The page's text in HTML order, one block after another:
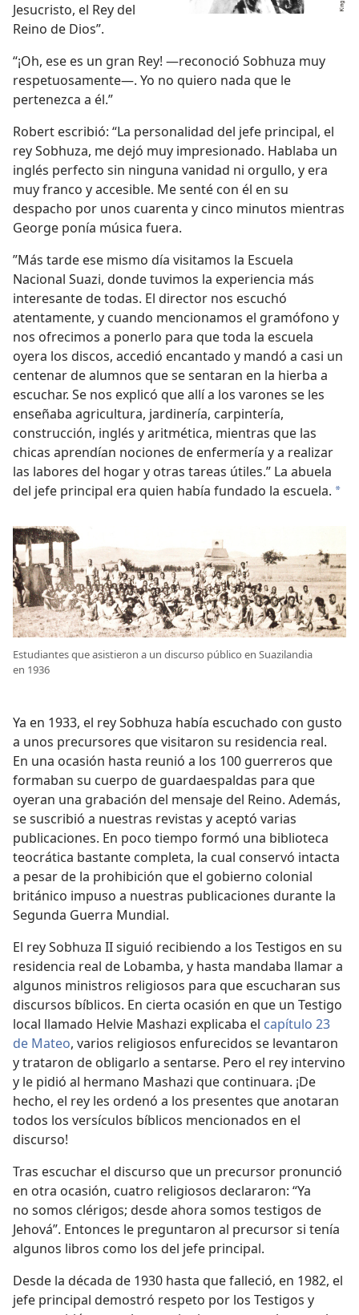
Jesucristo, el Rey del
Reino de Dios”.
“¡Oh, ese es un gran Rey! —reconoció Sobhuza muy
respetuosamente—. Yo no quiero nada que le
pertenezca a él.”
Robert escribió: “La personalidad del jefe principal, el
rey Sobhuza, me dejó muy impresionado. Hablaba un
inglés perfecto sin ninguna vanidad ni orgullo, y era
muy franco y accesible. Me senté con él en su
despacho por unos cuarenta y cinco minutos mientras
George ponía música fuera.
”Más tarde ese mismo día visitamos la Escuela
Nacional Suazi, donde tuvimos la experiencia más
interesante de todas. El director nos escuchó
atentamente, y cuando mencionamos el gramófono y
nos ofrecimos a ponerlo para que toda la escuela
oyera los discos, accedió encantado y mandó a casi un
centenar de alumnos que se sentaran en la hierba a
escuchar. Se nos explicó que allí a los varones se les
enseñaba agricultura, jardinería, carpintería,
construcción, inglés y aritmética, mientras que las
chicas aprendían nociones de enfermería y a realizar
las labores del hogar y otras tareas útiles.” La abuela
del jefe principal era quien había fundado la escuela. *
Estudiantes que asistieron a un discurso público en Suazilandia
en 1936
Ya en 1933, el rey Sobhuza había escuchado con gusto
a unos precursores que visitaron su residencia real.
En una ocasión hasta reunió a los 100 guerreros que
formaban su cuerpo de guardaespaldas para que
oyeran una grabación del mensajedel Reino. Además,
se suscribió a nuestras revistas y aceptó varias
publicaciones. En poco tiempo formó una biblioteca
teocrática bastante completa, la cual conservó intacta
a pesar de la prohibición que el gobierno colonial
británico impuso a nuestras publicaciones durante la
Segunda Guerra Mundial.
El rey Sobhuza II siguió recibiendo a los Testigos en su
residencia real de Lobamba, y hasta mandaba llamar a
algunos ministros religiosos para que escucharan sus
discursos bíblicos. En cierta ocasión en que un Testigo
local llamado Helvie Mashazi explicaba el capítulo 23
de Mateo, varios religiosos enfurecidos se levantaron
y trataron de obligarlo a sentarse. Pero el rey intervino
y le pidió al hermano Mashazi que continuara. ¡De
hecho, el rey les ordenó a los presentes que anotaran
todos los versículos bíblicos mencionados en el
discurso!
Tras escuchar el discurso que un precursor pronunció
en otra ocasión, cuatro religiosos declararon: “Ya
no somos clérigos; desde ahora somos testigos de
Jehová”. Entonces le preguntaron al precursor si tenía
algunos libros como los del jefe principal.
Desde la década de 1930 hasta que falleció, en 1982, el
jefe principal demostró respeto por los Testigos y